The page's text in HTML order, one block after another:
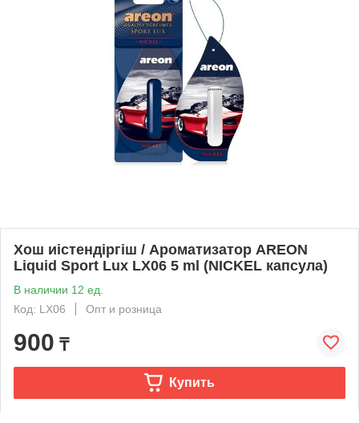
Хош иістендіргіш / Ароматизатор AREON
Liquid Sport Lux LX06 5 ml (NICKEL капсула)
В наличии 12 ед.
Код: LX06
Опт и розница
900 ₸
Купить